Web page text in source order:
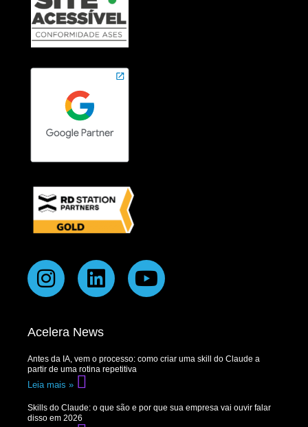
Acelera News
Antes da IA, vem o processo: como criar uma skill do Claude a
partir de uma rotina repetitiva
Leia mais »
Skills do Claude: o que são e por que sua empresa vai ouvir falar
disso em 2026